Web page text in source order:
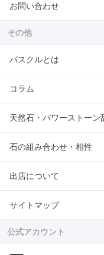
お問い合わせ
その他
パスクルとは
コラム
天然石・パワーストーン
石の組み合わせ・相性
出店について
サイトマップ
公式アカウント